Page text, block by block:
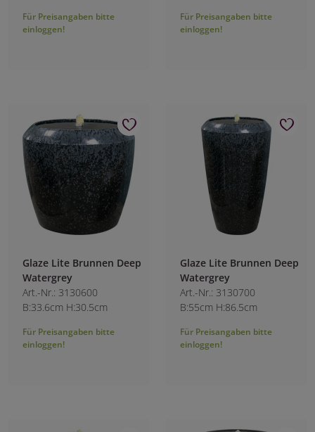
Für Preisangaben bitte
einloggen!
Für Preisangaben bitte
einloggen!
Glaze Lite Brunnen Deep
Watergrey
Art.-Nr.: 3130600
B:33.6cm H:30.5cm
Für Preisangaben bitte
einloggen!
Glaze Lite Brunnen Deep
Watergrey
Art.-Nr.: 3130700
B:55cm H:86.5cm
Für Preisangaben bitte
einloggen!